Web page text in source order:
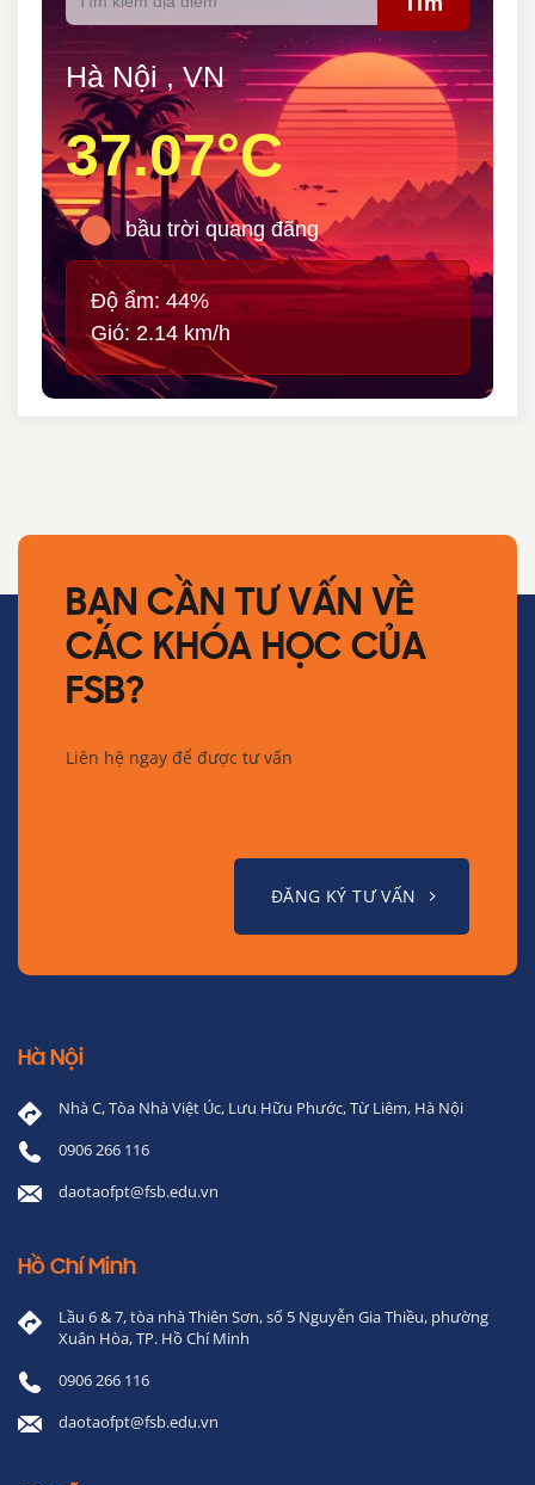
Hà Nội , VN
37.07°C
bầu trời quang đãng
Độ ẩm: 44%
Gió: 2.14 km/h
BẠN CẦN TƯ VẤN VỀ
CÁC KHÓA HỌC CỦA
FSB?
Liên hệ ngay để được tư vấn
ĐĂNG KÝ TƯ VẤN
Hà Nội
Nhà C, Tòa Nhà Việt Úc, Lưu Hữu Phước, Từ Liêm, Hà Nội
0906 266 116
daotaofpt@fsb.edu.vn
Hồ Chí Minh
Lầu 6 & 7, tòa nhà Thiên Sơn, số 5 Nguyễn Gia Thiều, phường
Xuân Hòa, TP. Hồ Chí Minh
0906 266 116
daotaofpt@fsb.edu.vn